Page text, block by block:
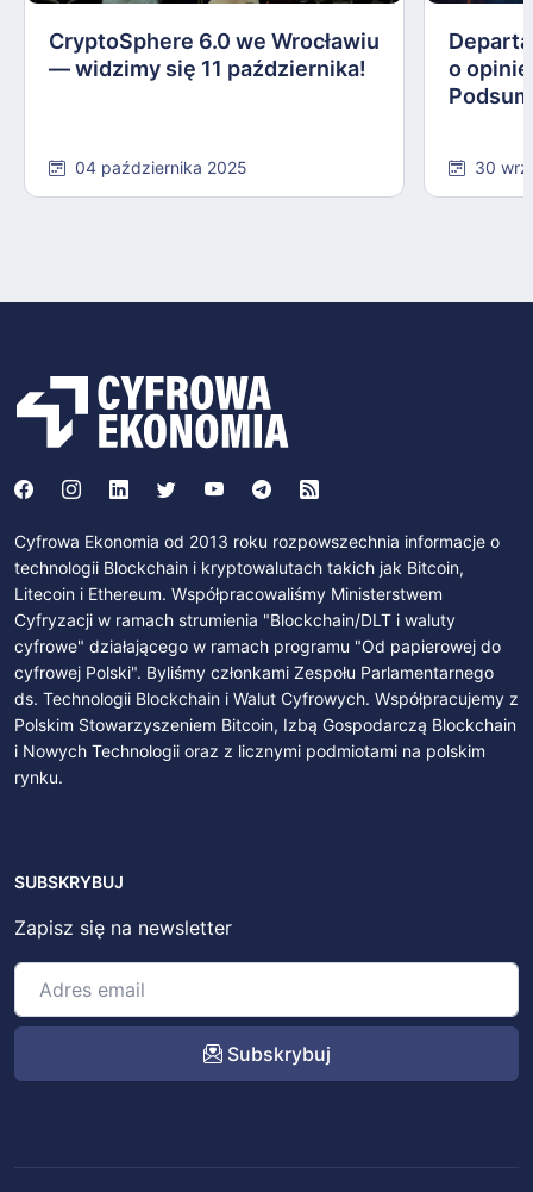
CryptoSphere 6.0 we Wrocławiu
— widzimy się 11 października!
04 października 2025
o opinie
30
Cyfrowa Ekonomia od 2013 roku rozpowszechnia informacje o
technologii Blockchain i kryptowalutach takich jak Bitcoin,
Litecoin i Ethereum. Współpracowaliśmy Ministerstwem
Cyfryzacji w ramach strumienia "Blockchain/DLT i waluty
cyfrowe" działającego w ramach programu "Od papierowej do
cyfrowej Polski". Byliśmy członkami Zespołu Parlamentarnego
ds. Technologii Blockchain i Walut Cyfrowych. Współpracujemy z
Polskim Stowarzyszeniem Bitcoin, Izbą Gospodarczą Blockchain
i Nowych Technologii oraz z licznymi podmiotami na polskim
rynku.
SUBSKRYBUJ
Zapisz się na newsletter
Subskrybuj